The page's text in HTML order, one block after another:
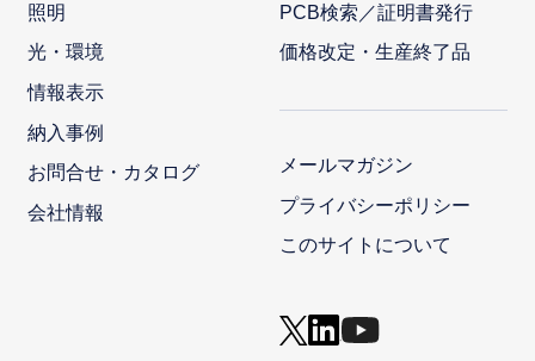
照明
光・環境
情報表示
納入事例
お問合せ・カタログ
会社情報
PCB検索／証明書発行
価格改定・生産終了品
メールマガジン
プライバシーポリシー
このサイトについて